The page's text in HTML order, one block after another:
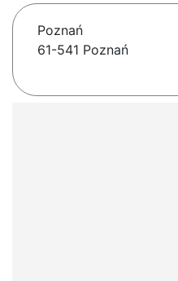
Poznań
61-541 Poznań